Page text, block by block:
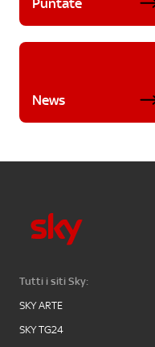
Puntate
News
Tutti i siti Sky:
SKY ARTE
SKY TG24